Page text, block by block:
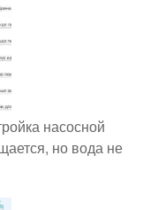
насосной
но вода не